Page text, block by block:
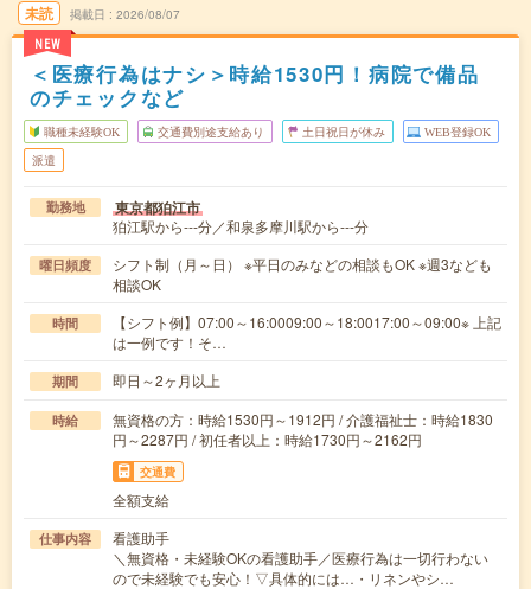
未読
NEW
掲載日 2026/08/07
＜医療行為はナシ＞時給1530円！病院で備品
のチェックなど
職種未経験OK 交通費別途支給あり 土日祝日が休み WEB登録OK
派遣
勤務地 東京都狛江市
狛江駅から---分／和泉多摩川駅から---分
曜日頻度
シフト制（月～日） ※平日のみなどの相談もOK ※週3なども
相談OK
時間
【シフト例】07:00～16:0009:00～18:0017:00～09:00※ 上記
は一例です！そ…
期間 即日～2ヶ月以上
時給
無資格の方：時給1530円～1912円 / 介護福祉士：時給1830
円～2287円 / 初任者以上：時給1730円～2162円
交通費
全額支給
仕事内容
看護助手
＼無資格・未経験OKの看護助手／医療行為は一切行わない
ので未経験でも安心！▽具体的には…・リネンやシ…